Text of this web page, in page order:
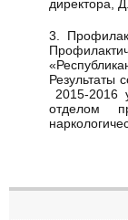
директора,
3.
Результаты
2015-2016
отделом